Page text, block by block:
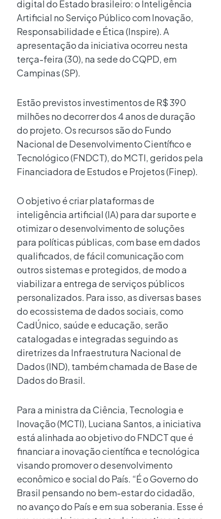
digital do Estado brasileiro: o Inteligência
Artificial no Serviço Público com Inovação,
Responsabilidade e Ética (Inspire). A
apresentação da iniciativa ocorreu nesta
terça-feira (30), na sede do CQPD, em
Campinas (SP).
Estão previstos investimentos de R$ 390
milhões no decorrer dos 4 anos de duração
do projeto. Os recursos são do Fundo
Nacional de Desenvolvimento Científico e
Tecnológico (FNDCT), do MCTI, geridos pela
Financiadora de Estudos e Projetos (Finep).
O objetivo é criar plataformas de
inteligência artificial (IA) para dar suporte e
otimizar o desenvolvimento de soluções
para políticas públicas, com base em dados
qualificados, de fácil comunicação com
outros sistemas e protegidos, de modo a
viabilizar a entrega de serviços públicos
personalizados. Para isso, as diversas bases
do ecossistema de dados sociais, como
CadÚnico, saúde e educação, serão
catalogadas e integradas seguindo as
diretrizes da Infraestrutura Nacional de
Dados (IND), também chamada de Base de
Dados do Brasil.
Para a ministra da Ciência, Tecnologia e
Inovação (MCTI), Luciana Santos, a iniciativa
está alinhada ao objetivo do FNDCT que é
financiar a inovação científica e tecnológica
visando promover o desenvolvimento
econômico e social do País. “É o Governo do
Brasil pensando no bem-estar do cidadão,
no avanço do País e em sua soberania. Esse é